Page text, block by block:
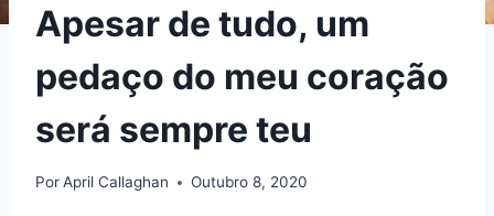
Apesar de tudo, um
pedaço do meu coração
será sempre teu
PorApril Callaghan Outubro 8, 2020